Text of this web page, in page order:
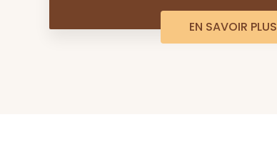
EN SAVOIR PLUS